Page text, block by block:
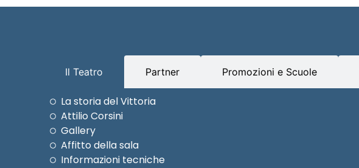
Il Teatro Partner Promozioni e Scuole
La storia del Vittoria
Attilio Corsini
Gallery
Affitto della sala
Informazioni tecniche